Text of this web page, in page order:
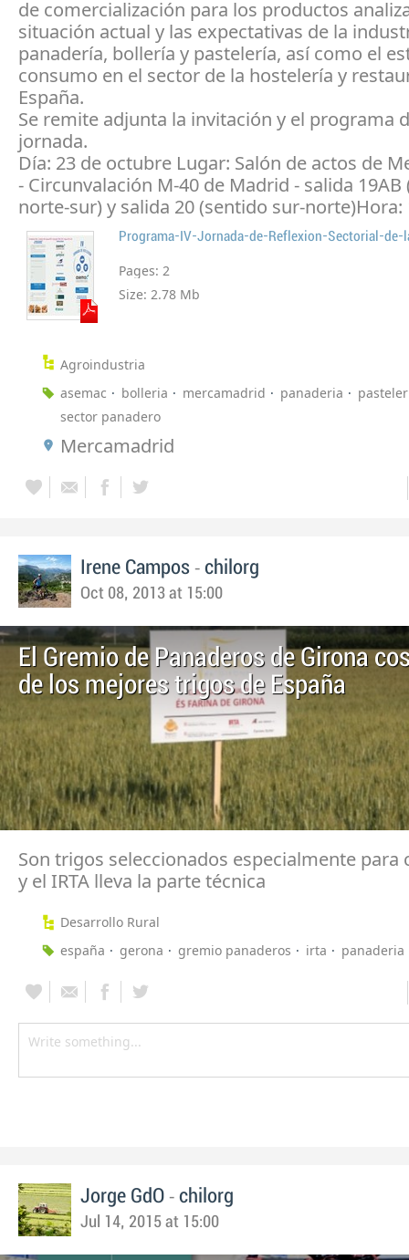
de comercialización para los productos
situación actual y las expectativas de la
panadería, bollería y pastelería, así como el
consumo en el sector de la hostelería y
España.
Se remite adjunta la invitación y el programa
jornada.
Día: 23 de octubre Lugar: Salón de actos de
- Circunvalación M-40 de Madrid - salida
norte-sur) y salida 20 (sentido sur-norte)Hora:
Pages: 2
Size: 2.78 Mb
Agroindustria
asemac
bolleria mercamadrid panaderia
sector panadero
Mercamadrid
Irene Campos - chilorg
Oct 08, 2013 at 15:00
El Gremio de Panaderos de Girona
de los mejores trigos de España
Son trigos seleccionados especialmente para
y el IRTA lleva la parte técnica
Desarrollo Rural
españa
gerona gremio panaderos irta panaderia
Jorge GdO - chilorg
Jul 14, 2015 at 15:00